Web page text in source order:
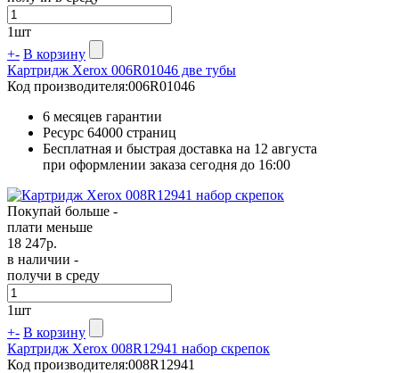
1шт
+- В корзину
Картридж Xerox 006R01046 две тубы
Код производителя:006R01046
6 месяцев гарантии
Ресурс 64000 страниц
Бесплатная и быстрая доставка на 12 августа
при оформлении заказа сегодня до 16:00
Покупай больше -
плати меньше
18 247р.
в наличии -
получи в среду
1шт
+- В корзину
Картридж Xerox 008R12941 набор скрепок
Код производителя:008R12941